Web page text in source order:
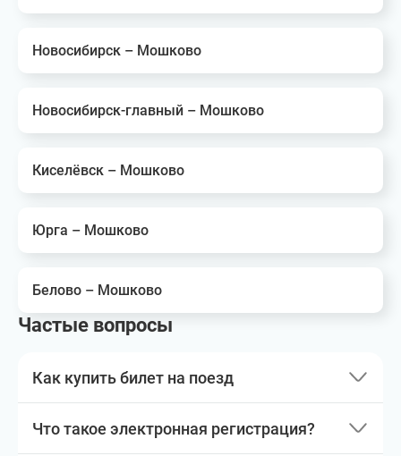
Новосибирск – Мошково
Новосибирск-главный – Мошково
Киселёвск – Мошково
Юрга – Мошково
Белово – Мошково
Частые вопросы
Как купить билет на поезд
Что такое электронная регистрация?